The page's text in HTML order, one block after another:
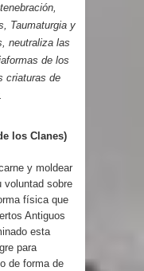
Taumaturgia y
neutraliza las
de los
criaturas de
los Clanes)
y moldear
voluntad sobre
física que
Antiguos
esta
para
de forma de